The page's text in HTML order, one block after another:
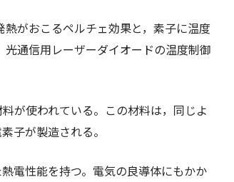
がおこるペルチェ効果と，素子に温度
通信用レーザーダイオードの温度制御
が使われている。この材料は，同じよ
子が製造される。
電性能を持つ。電気の良導体にもかか